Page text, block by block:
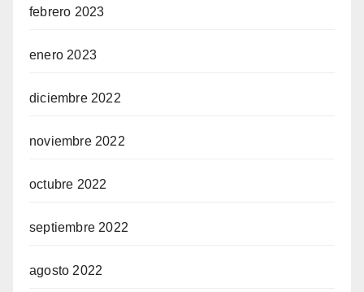
febrero 2023
enero 2023
diciembre 2022
noviembre 2022
octubre 2022
septiembre 2022
agosto 2022